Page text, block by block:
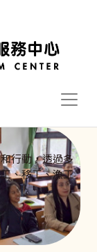
行動，透過多
、移工、漁工